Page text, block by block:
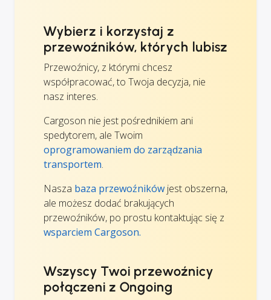
Wybierz i korzystaj z
przewoźników, których lubisz
Przewoźnicy, z którymi chcesz
współpracować, to Twoja decyzja, nie
nasz interes.
Cargoson nie jest pośrednikiem ani
spedytorem, ale Twoim
oprogramowaniem do zarządzania
transportem.
Nasza baza przewoźników jest obszerna,
ale możesz dodać brakujących
przewoźników, po prostu kontaktując się z
wsparciem Cargoson.
Wszyscy Twoi przewoźnicy
połączeni z Ongoing